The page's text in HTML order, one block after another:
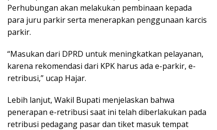
Perhubungan akan melakukan pembinaan kepada
para juru parkir serta menerapkan penggunaan karcis
parkir.
“Masukan dari DPRD untuk meningkatkan pelayanan,
karena rekomendasi dari KPK harus ada e-parkir, e-
retribusi,” ucap Hajar.
Lebih lanjut, Wakil Bupati menjelaskan bahwa
penerapan e-retribusi saat ini telah diberlakukan pada
retribusi pedagang pasar dan tiket masuk tempat